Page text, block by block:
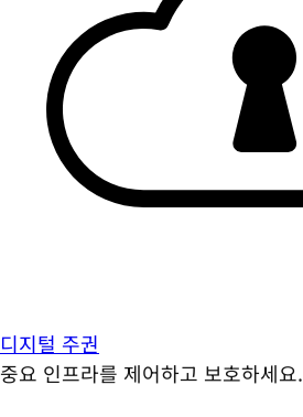
디지털 주권
중요 인프라를 제어하고 보호하세요.